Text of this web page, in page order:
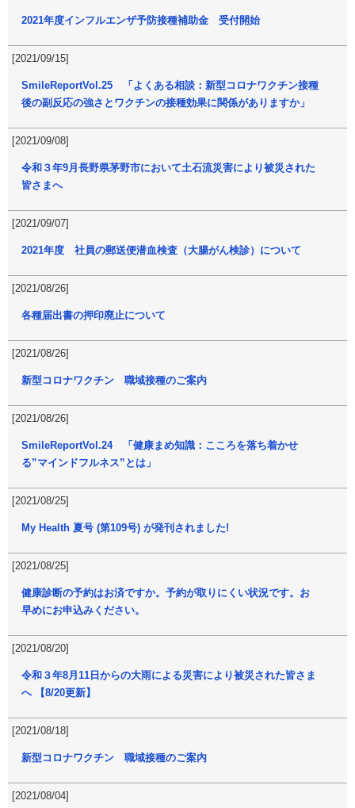
2021年度インフルエンザ予防接種補助金 受付開始
[2021/09/15]
SmileReportVol.25 「よくある相談：新型コロナワクチン接種
後の副反応の強さとワクチンの接種効果に関係がありますか」
[2021/09/08]
令和３年9月長野県茅野市において土石流災害により被災された
皆さまへ
[2021/09/07]
2021年度 社員の郵送便潜血検査（大腸がん検診）について
[2021/08/26]
各種届出書の押印廃止について
[2021/08/26]
新型コロナワクチン 職域接種のご案内
[2021/08/26]
SmileReportVol.24 「健康まめ知識：こころを落ち着かせ
る”マインドフルネス”とは」
[2021/08/25]
My Health 夏号 (第109号) が発刊されました!
[2021/08/25]
健康診断の予約はお済ですか。予約が取りにくい状況です。お
早めにお申込みください。
[2021/08/20]
令和３年8月11日からの大雨による災害により被災された皆さま
へ 【8/20更新】
[2021/08/18]
新型コロナワクチン 職域接種のご案内
[2021/08/04]